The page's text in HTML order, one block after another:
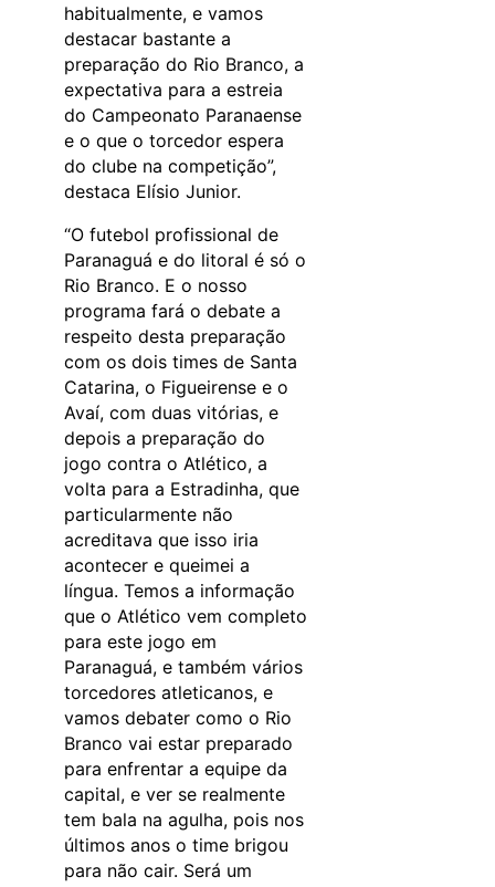
habitualmente, e vamos
destacar bastante a
preparação do Rio Branco, a
expectativa para a estreia
do Campeonato Paranaense
e o que o torcedor espera
do clube na competição”,
destaca Elísio Junior.
“O futebol profissional de
Paranaguá e do litoral é só o
Rio Branco. E o nosso
programa fará o debate a
respeito desta preparação
com os dois times de Santa
Catarina, o Figueirense e o
Avaí, com duas vitórias, e
depois a preparação do
jogo contra o Atlético, a
volta para a Estradinha, que
particularmente não
acreditava que isso iria
acontecer e queimei a
língua. Temos a informação
que o Atlético vem completo
para este jogo em
Paranaguá, e também vários
torcedores atleticanos, e
vamos debater como o Rio
Branco vai estar preparado
para enfrentar a equipe da
capital, e ver se realmente
tem bala na agulha, pois nos
últimos anos o time brigou
para não cair. Será um